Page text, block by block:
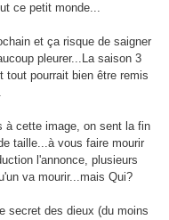
ce petit monde...
et ça risque de saigner
pleurer...La saison 3
tout pourrait bien être remis
à cette image, on sent la fin
taille...à vous faire mourir
l'annonce, plusieurs
va mourir...mais Qui?
secret des dieux (du moins